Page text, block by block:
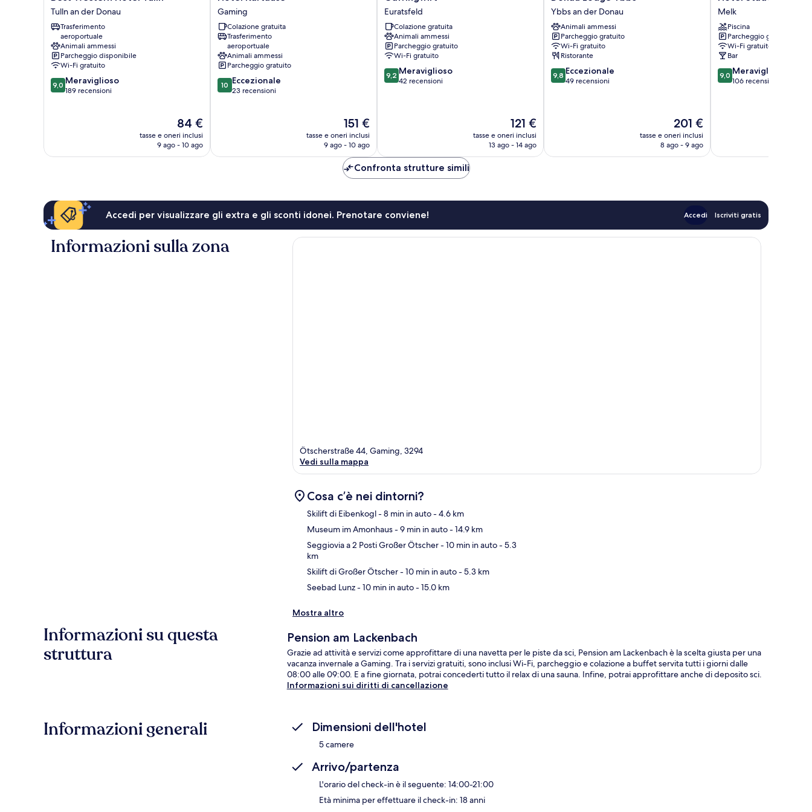
Western
Hotel
Tulln
Tulln
an
der
Donau
Tulln an der Donau
Trasferimento
aeroportuale
Animali ammessi
Parcheggio disponibile
Wi-Fi gratuito
9.0
su
9,0 Meraviglioso
189 recensioni
Il
prezzo
attuale
84 €
tasse e oneri inclusi
9 ago - 10 ago
Kartause
Gaming
Gaming
Colazione gratuita
Trasferimento
aeroportuale
Animali ammessi
Parcheggio gratuito
10.0
su
10 Eccezionale
23 recensioni
Il
prezzo
attuale
151 €
151 €
tasse e oneri inclusi
9 ago - 10 ago
Euratsfeld
Euratsfeld
Colazione gratuita
Animali ammessi
Parcheggio gratuito
Wi-Fi gratuito
9.2
su
9,2 Meraviglioso
42 recensioni
Il
prezzo
attuale
121 €
tasse e oneri inclusi
13 ago - 14 ago
Lodge
Ybbs
Ybbs
an
der
Donau
Ybbs an der Donau
Animali ammessi
Parcheggio gratuito
Wi-Fi gratuito
Ristorante
9.8
su
9,8 Eccezionale
49 recensioni
Il
prezzo
attuale
201 €
tasse e oneri inclusi
8 ago - 9 ago
Stadt
Melk
Melk
Melk
Piscina
Parcheggio gratuito
Wi-Fi gratuito
Bar
9.0
su
9,0 Meraviglioso
106 recensioni
Confronta strutture simili
Accedi per visualizzare gli extra e gli sconti idonei. Prenotare conviene! Accedi Iscriviti gratis
Informazioni sulla zona
Ötscherstraße 44, Gaming, 3294
Vedi sulla mappa
Cosa c’è nei dintorni?
Skilift di Eibenkogl- 8 min in auto- 4.6 km
Museum im Amonhaus- 9 min in auto- 14.9 km
Seggiovia a 2 Posti Großer Ötscher- 10 min in auto- 5.3
km
Skilift di Großer Ötscher- 10 min in auto- 5.3 km
Seebad Lunz- 10 min in auto- 15.0 km
Mostra altro
Informazioni su questa
struttura
Pension am Lackenbach
Grazie ad attività e servizi come approfittare di una navetta per le piste da sci, Pension am Lackenbach è la scelta giusta per una
vacanza invernale a Gaming. Tra i servizi gratuiti, sono inclusi Wi-Fi, parcheggio e colazione a buffet servita tutti i giorni dalle
08:00 alle 09:00. E a fine giornata, potrai concederti tutto il relax di una sauna. Infine, potrai approfittare anche di deposito sci.
Informazioni sui diritti di cancellazione
Informazioni generali Dimensioni dell'hotel
5 camere
Arrivo/partenza
L'orario del check-in è il seguente: 14:00-21:00
Età minima per effettuare il check-in: 18 anni